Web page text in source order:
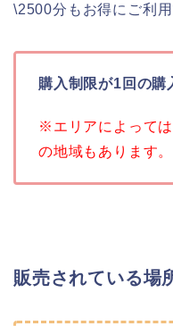
\2500分もお得にご利用
購入制限が1回の
※エリアによって
の地域もあります。
販売されている場